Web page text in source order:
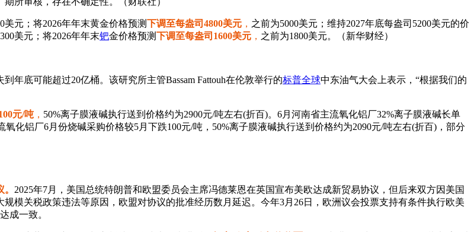
美元；将2026年年末黄金价格预测下调至每盎司4800美元 ， 之前为5000美元；维持2027年底每盎司5200美元的价
美元；将2026年年末钯金价格预测下调至每盎司1600美元 ， 之前为1800美元。（新华财经）
年底可能超过20亿桶。该研究所主管Bassam Fattouh在伦敦举行的标普全球中东油气大会上表示，“根据我们的
元/吨 ， 50%离子膜液碱执行送到价格约为2900元/吨左右(折百)。6月河南省主流氧化铝厂32%离子膜液碱长单
化铝厂6月份烧碱采购价格较5月下跌100元/吨，50%离子膜液碱执行送到价格约为2090元/吨左右(折百)，部分
2025年7月，美国总统特朗普和欧盟委员会主席冯德莱恩在英国宣布美欧达成新贸易协议，但后来双方因美国
模关税政策违法等原因，欧盟对协议的批准经历数月延迟。今年3月26日，欧洲议会投票支持有条件执行欧美
成一致。